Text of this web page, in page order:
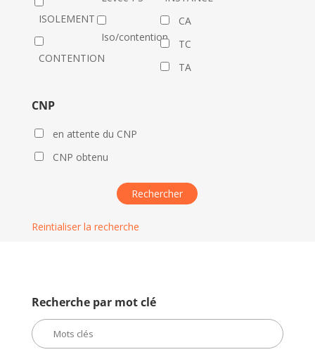
ISOLEMENT
CONTENTION
Iso/contention
CA
TC
TA
CNP
en attente du CNP
CNP obtenu
Reintialiser la recherche
Recherche par mot clé